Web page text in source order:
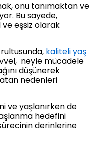
onu tanımaktan ve
Bu sayede,
ve eşsiz olarak
kaliteli yaş
neyle mücadele
düşünerek
nedenleri
ve yaşlanırken de
hedefini
derinlerine